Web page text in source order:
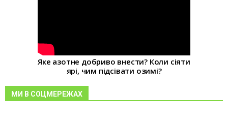
Яке азотне добриво внести? Коли сіяти
ярі, чим підсівати озимі?
МИ В СОЦМЕРЕЖАХ